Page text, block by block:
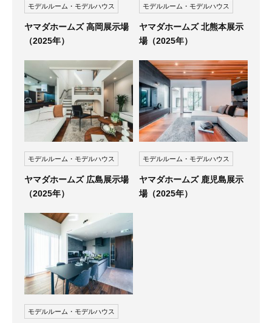
モデルルーム・モデルハウス
ヤマダホームズ 高岡展示場
（2025年）
モデルルーム・モデルハウス
ヤマダホームズ 北熊本展示
場（2025年）
モデルルーム・モデルハウス
ヤマダホームズ 広島展示場
（2025年）
モデルルーム・モデルハウス
ヤマダホームズ 鹿児島展示
場（2025年）
モデルルーム・モデルハウス